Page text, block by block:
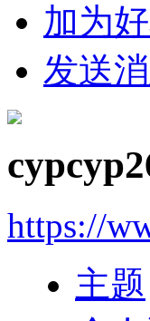
加为
发送
https://
主题